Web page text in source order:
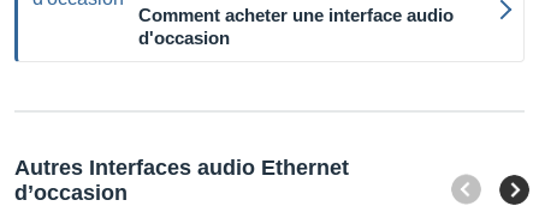
Comment acheter une interface audio
d'occasion
Autres Interfaces audio Ethernet
d’occasion